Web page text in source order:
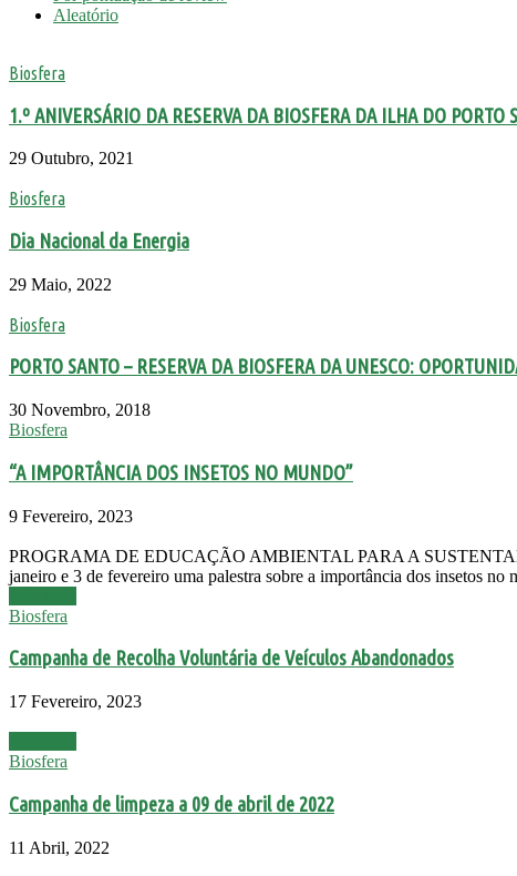
Aleatório
Biosfera
1.º ANIVERSÁRIO DA RESERVA DA BIOSFERA DA ILHA DO PORTO
29 Outubro, 2021
Biosfera
Dia Nacional da Energia
29 Maio, 2022
Biosfera
PORTO SANTO – RESERVA DA BIOSFERA DA UNESCO:
30 Novembro, 2018
Biosfera
“A IMPORTÂNCIA DOS INSETOS NO MUNDO”
9 Fevereiro, 2023
PROGRAMA DE EDUCAÇÃO AMBIENTAL PARA A
janeiro e 3 de fevereiro uma palestra sobre a importância dos insetos
Biosfera
Campanha de Recolha Voluntária de Veículos Abandonados
17 Fevereiro, 2023
Biosfera
Campanha de limpeza a 09 de abril de 2022
11 Abril, 2022